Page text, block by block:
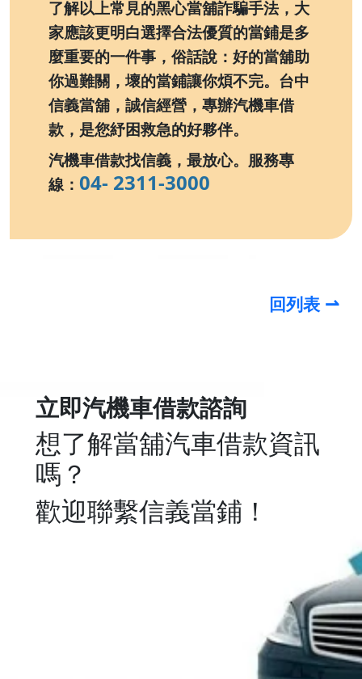
了解以上常見的黑心當舖詐騙手法，大
家應該更明白選擇合法優質的當鋪是多
麼重要的一件事，俗話說：好的當舖助
你過難關，壞的當鋪讓你煩不完。 台中
信義當舖，誠信經營，專辦汽機車借
款，是您紓困救急的好夥伴。
汽機車借款找信義，最放心。服務專
線： 04- 2311-3000
回列表 ⇀
立即汽機車借款諮詢
想了解當舖汽車借款資訊
嗎？
歡迎聯繫信義當鋪！